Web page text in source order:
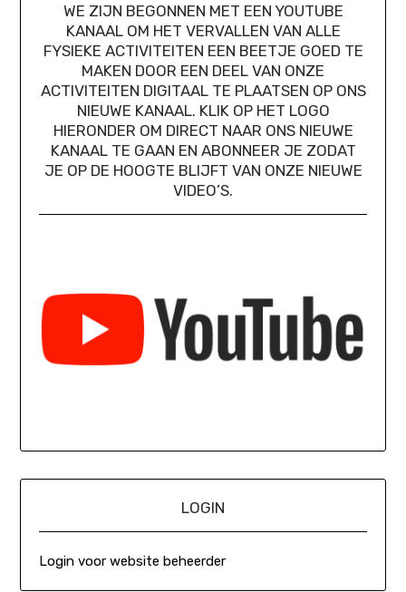
WE ZIJN BEGONNEN MET EEN YOUTUBE
KANAAL OM HET VERVALLEN VAN ALLE
FYSIEKE ACTIVITEITEN EEN BEETJE GOED TE
MAKEN DOOR EEN DEEL VAN ONZE
ACTIVITEITEN DIGITAAL TE PLAATSEN OP ONS
NIEUWE KANAAL. KLIK OP HET LOGO
HIERONDER OM DIRECT NAAR ONS NIEUWE
KANAAL TE GAAN EN ABONNEER JE ZODAT
JE OP DE HOOGTE BLIJFT VAN ONZE NIEUWE
VIDEO’S.
LOGIN
Login voor website beheerder